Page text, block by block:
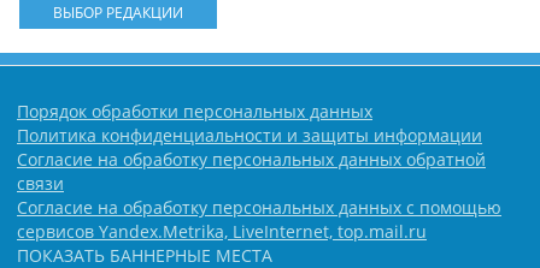
ВЫБОР РЕДАКЦИИ
Порядок обработки персональных данных
Политика конфиденциальности и защиты информации
Согласие на обработку персональных данных обратной
связи
Согласие на обработку персональных данных с помощью
сервисов Yandex.Metrika, LiveInternet, top.mail.ru
ПОКАЗАТЬ БАННЕРНЫЕ МЕСТА